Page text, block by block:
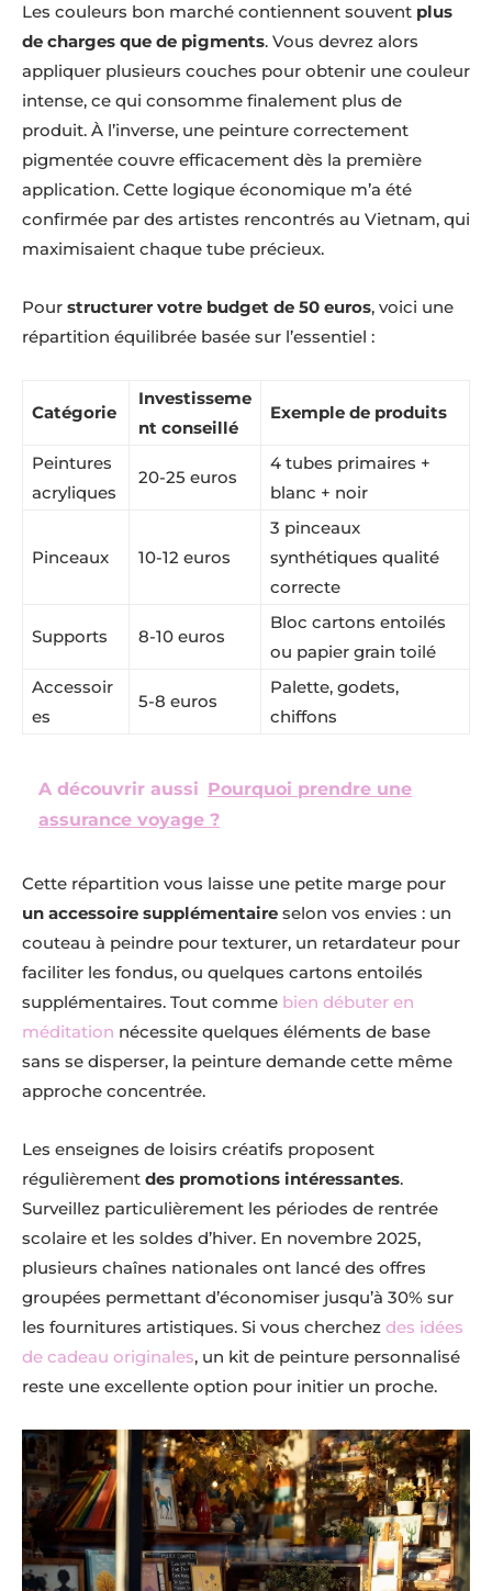
Les couleurs bon marché contiennent souvent plus
de charges que de pigments. Vous devrez alors
appliquer plusieurs couches pour obtenir une couleur
intense, ce qui consomme finalement plus de
produit. À l’inverse, une peinture correctement
pigmentée couvre efficacement dès la première
application. Cette logique économique m’a été
confirmée par des artistes rencontrés au Vietnam, qui
maximisaient chaque tube précieux.
Pour structurer votre budget de 50 euros, voici une
répartition équilibrée basée sur l’essentiel :
Catégorie
Investisseme
nt conseillé
Exemple de produits
Peintures
acryliques
20-25 euros
4 tubes primaires +
blanc + noir
Pinceaux 10-12 euros
3 pinceaux
synthétiques qualité
correcte
Supports 8-10 euros
Bloc cartons entoilés
ou papier grain toilé
Accessoir
es
5-8 euros
Palette, godets,
chiffons
A découvrir aussi Pourquoi prendre une
assurance voyage ?
Cette répartition vous laisse une petite marge pour
un accessoire supplémentaire selon vos envies : un
couteau à peindre pour texturer, un retardateur pour
faciliter les fondus, ou quelques cartons entoilés
supplémentaires. Tout comme bien débuter en
méditation nécessite quelques éléments de base
sans se disperser, la peinture demande cette même
approche concentrée.
Les enseignes de loisirs créatifs proposent
régulièrement des promotions intéressantes.
Surveillez particulièrement les périodes de rentrée
scolaire et les soldes d’hiver. En novembre 2025,
plusieurs chaînes nationales ont lancé des offres
groupées permettant d’économiser jusqu’à 30% sur
les fournitures artistiques. Si vous cherchez des idées
de cadeau originales, un kit de peinture personnalisé
reste une excellente option pour initier un proche.